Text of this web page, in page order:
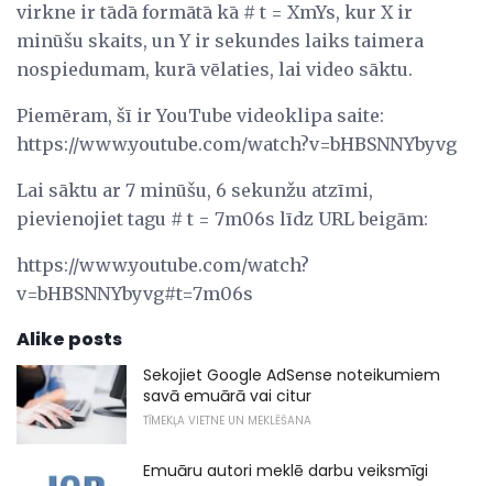
virkne ir tādā formātā kā # t = XmYs, kur X ir
minūšu skaits, un Y ir sekundes laiks taimera
nospiedumam, kurā vēlaties, lai video sāktu.
Piemēram, šī ir YouTube videoklipa saite:
https://www.youtube.com/watch?v=bHBSNNYbyvg
Lai sāktu ar 7 minūšu, 6 sekunžu atzīmi,
pievienojiet tagu # t = 7m06s līdz URL beigām:
https://www.youtube.com/watch?
v=bHBSNNYbyvg#t=7m06s
Alike posts
Sekojiet Google AdSense noteikumiem
savā emuārā vai citur
TĪMEKĻA VIETNE UN MEKLĒŠANA
Emuāru autori meklē darbu veiksmīgi